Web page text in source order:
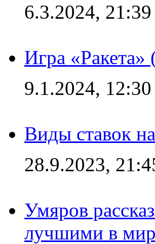
6.3.2024, 21:39
Игра
9.1.2024, 12:30
Виды ставок
28.9.2023,
Умяров
лучшими в